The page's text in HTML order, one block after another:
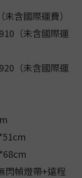
含國際運費）
（未含國際運
（未含國際運
閃幀燈帶+遠程